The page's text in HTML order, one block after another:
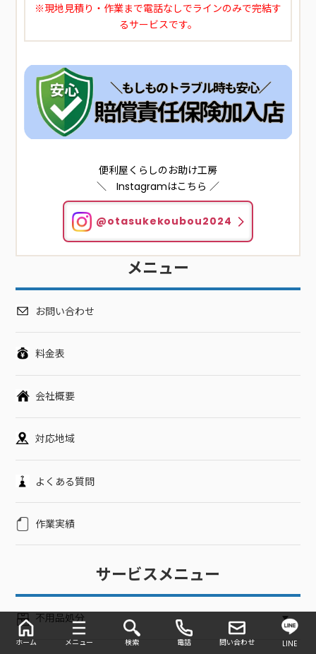
※現地見積り・作業まで電話なしでラインのみで完結す
るサービスです。
便利屋くらしのお助け工房
＼ Instagramはこちら ／
@otasukekoubou2024
メニュー
お問い合わせ
料金表
会社概要
対応地域
よくある質問
作業実績
サービスメニュー
不用品処分
ホーム メニュー 検索 電話 問い合わせ LINE